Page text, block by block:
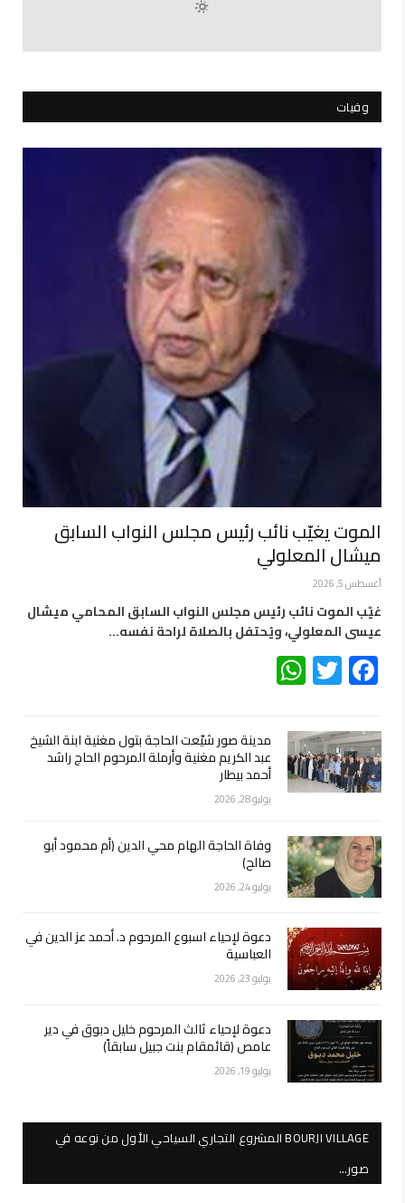
وفيات
الموت يغيّب نائب رئيس مجلس النواب السابق
ميشال المعلولي
أغسطس 5, 2026
غيّب الموت نائب رئيس مجلس النواب السابق المحامي ميشال
عيسى المعلولي، ويُحتفل بالصلاة لراحة نفسه…
Facebook
Twitter
مدينة صور شيّعت الحاجة بتول مغنية ابنة الشيخ
عبد الكريم مغنية وأرملة المرحوم الحاج راشد
أحمد بيطار
يوليو 28, 2026
وفاة الحاجة الهام محي الدين (أم محمود أبو
صالح)
يوليو 24, 2026
دعوة لإحياء اسبوع المرحوم د. أحمد عز الدين في
العباسية
يوليو 23, 2026
دعوة لإحياء ثالث المرحوم خليل دبوق في دير
عامص (قائمقام بنت جبيل سابقاً)
يوليو 19, 2026
BOURJI VILLAGE المشروع التجاري السياحي الأول من نوعه في
صور…